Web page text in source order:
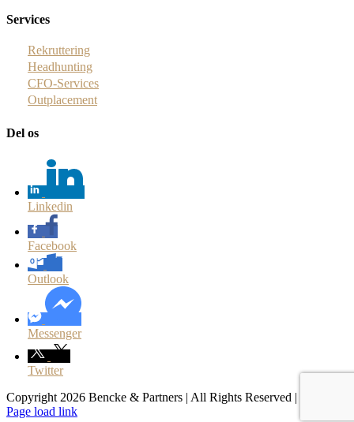
Services
Rekruttering
Headhunting
CFO-Services
Outplacement
Del os
Linkedin
Facebook
Outlook
Messenger
Twitter
Copyright 2026 Bencke & Partners | All Rights Reserved |
Facebook
LinkedIn
Page load link